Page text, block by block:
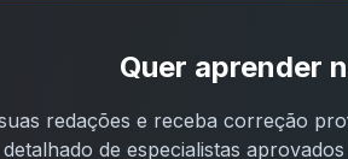
Quer aprender
redações e receba correção
detalhado de especialistas